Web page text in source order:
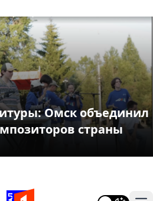
Омск объединил
страны